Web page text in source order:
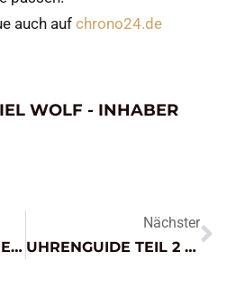
auch auf chrono24.de
WOLF - INHABER
TROCKENER ROTWEIN – KATEGORISIERUNG & TIPPS
Nächster
UHRENGUIDE TEIL 2 – EIGENSCHAFTEN VON UHREN